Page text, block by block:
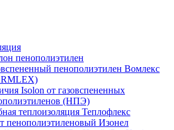
пенополиэтилен
пенополиэтилен Вомлекс
Isolon от газовспененных
(НПЭ)
теплоизоляция Теплофлекс
пенополиэтиленовый Изонел